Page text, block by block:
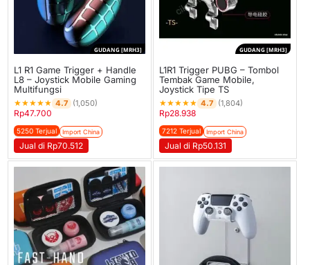
GUDANG [MRH3]
L1 R1 Game Trigger + Handle
L8 – Joystick Mobile Gaming
Multifungsi
★★★★★ 4.7 (1,050)
Rp47.700
5250 Terjual Import China
Jual di Rp70.512
GUDANG [MRH3]
L1R1 Trigger PUBG – Tombol
Tembak Game Mobile,
Joystick Tipe TS
★★★★★ 4.7 (1,804)
Rp28.938
7212 Terjual Import China
Jual di Rp50.131